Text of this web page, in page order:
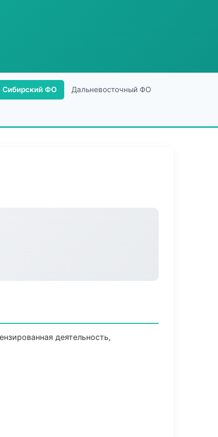
Сибирский ФО Дальневосточный ФО
деятельность,